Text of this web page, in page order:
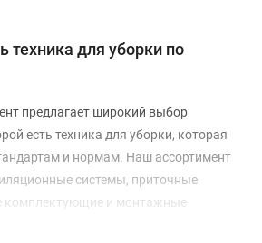
техника для уборки по
предлагает широкий выбор
есть техника для уборки, которая
и нормам. Наш ассортимент
системы, приточные
комплектующие и монтажные
электрооборудование и